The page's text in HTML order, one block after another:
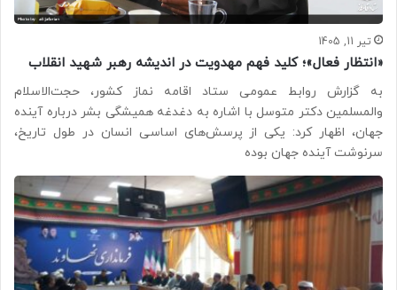
تیر 11, 1405
«انتظار فعال»؛ کلید فهم مهدویت در اندیشه رهبر شهید انقلاب
به گزارش روابط عمومی ستاد اقامه نماز کشور، حجت‌الاسلام
والمسلمین دکتر متوسل با اشاره به دغدغه همیشگی بشر درباره آینده
جهان، اظهار کرد: یکی از پرسش‌های اساسی انسان در طول تاریخ،
سرنوشت آینده جهان بوده